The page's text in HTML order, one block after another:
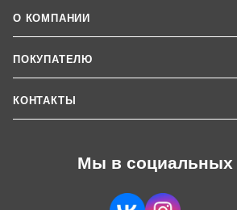
О КОМПАНИИ
ПОКУПАТЕЛЮ
КОНТАКТЫ
Мы в социальных